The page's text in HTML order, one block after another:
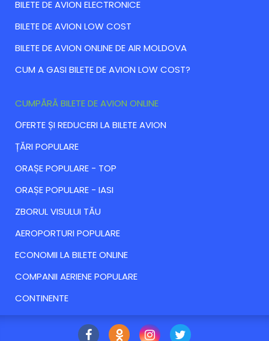
BILETE DE AVION ELECTRONICE
BILETE DE AVION LOW COST
BILETE DE AVION ONLINE DE AIR MOLDOVA
CUM A GASI BILETE DE AVION LOW COST?
CUMPĂRĂ BILETE DE AVION ONLINE
ОFERTE ȘI REDUCERI LA BILETE AVION
ȚĂRI POPULARE
ORAȘE POPULARE - TOP
ORAȘE POPULARE - IASI
ZBORUL VISULUI TĂU
AEROPORTURI POPULARE
ECONOMII LA BILETE ONLINE
COMPANII AERIENE POPULARE
CONTINENTE